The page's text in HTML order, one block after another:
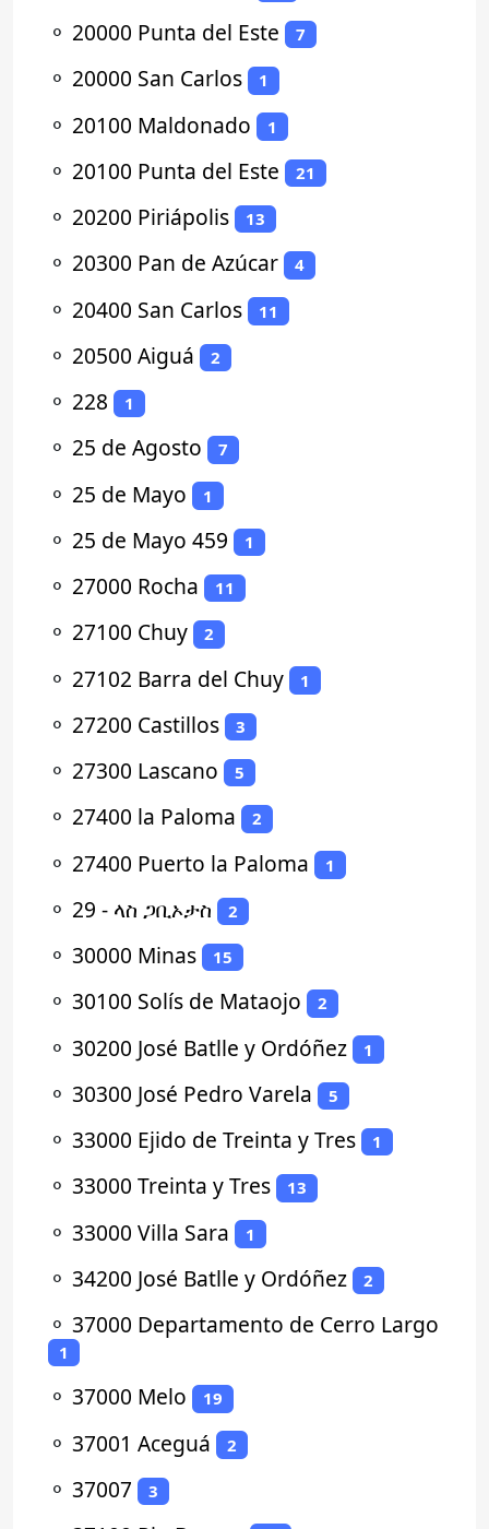
⚬ 20000 Punta del Este 7
⚬ 20000 San Carlos 1
⚬ 20100 Maldonado 1
⚬ 20100 Punta del Este 21
⚬ 20200 Piriápolis 13
⚬ 20300 Pan de Azúcar 4
⚬ 20400 San Carlos 11
⚬ 20500 Aiguá 2
⚬ 228 1
⚬ 25 de Agosto 7
⚬ 25 de Mayo 1
⚬ 25 de Mayo 459 1
⚬ 27000 Rocha 11
⚬ 27100 Chuy 2
⚬ 27102 Barra del Chuy 1
⚬ 27200 Castillos 3
⚬ 27300 Lascano 5
⚬ 27400 la Paloma 2
⚬ 27400 Puerto la Paloma 1
⚬ 29 - ላስ ጋቢኦታስ 2
⚬ 30000 Minas 15
⚬ 30100 Solís de Mataojo 2
⚬ 30200 José Batlle y Ordóñez 1
⚬ 30300 José Pedro Varela 5
⚬ 33000 Ejido de Treinta y Tres 1
⚬ 33000 Treinta y Tres 13
⚬ 33000 Villa Sara 1
⚬ 34200 José Batlle y Ordóñez 2
⚬ 37000 Departamento de Cerro Largo
1
⚬ 37000 Melo 19
⚬ 37001 Aceguá 2
⚬ 37007 3